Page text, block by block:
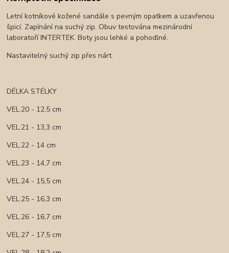
Letní kotníkové kožené sandále s pevným opatkem a uzavřenou
špicí. Zapínání na suchý zip. Obuv testována mezinárodní
laboratoří INTERTEK. Boty jsou lehké a pohodlné.
Nastavitelný suchý zip přes nárt.
DÉLKA STÉLKY
VEL.20 - 12,5 cm
VEL.21 - 13,3 cm
VEL.22 - 14 cm
VEL.23 - 14,7 cm
VEL.24 - 15,5 cm
VEL.25 - 16,3 cm
VEL.26 - 16,7 cm
VEL.27 - 17,5 cm